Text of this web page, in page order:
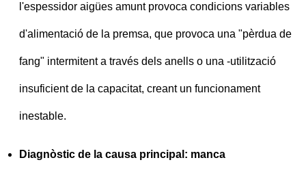
l'espessidor aigües amunt provoca condicions variables
d'alimentació de la premsa, que provoca una "pèrdua de
fang" intermitent a través dels anells o una -utilització
insuficient de la capacitat, creant un funcionament
inestable.
Diagnòstic de la causa principal: manca